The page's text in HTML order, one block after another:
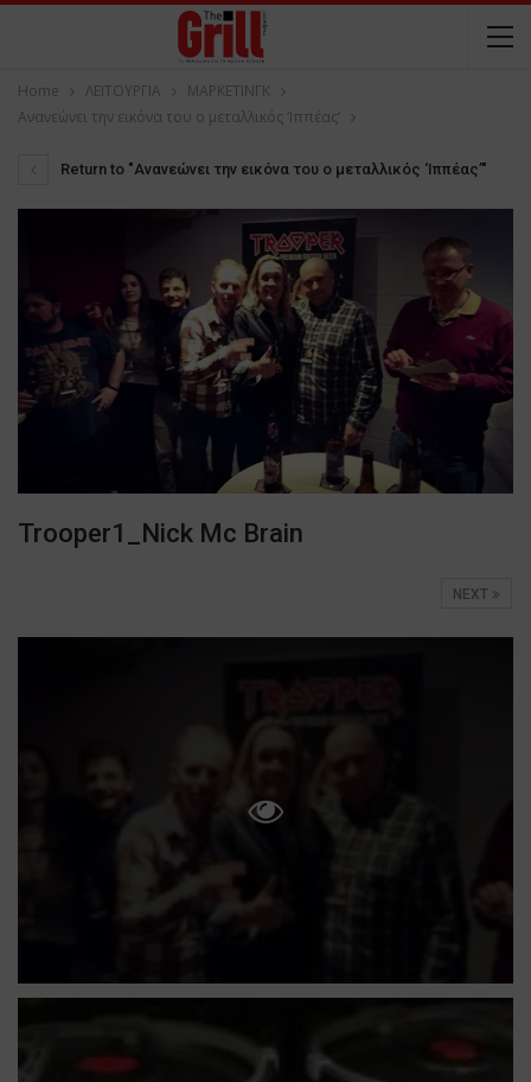
Home ΛΕΙΤΟΥΡΓΙΑ
ΜΑΡΚΕΤΙΝΓΚ
Ανανεώνει την εικόνα του ο μεταλλικός ‘Ιππέας’
Return to "Ανανεώνει την εικόνα του ο μεταλλικός ‘Ιππέας’"
Trooper1_Nick Mc Brain
NEXT